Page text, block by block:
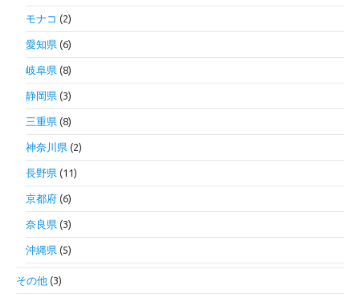
モナコ (2)
愛知県 (6)
岐阜県 (8)
静岡県 (3)
三重県 (8)
神奈川県 (2)
長野県 (11)
京都府 (6)
奈良県 (3)
沖縄県 (5)
その他 (3)